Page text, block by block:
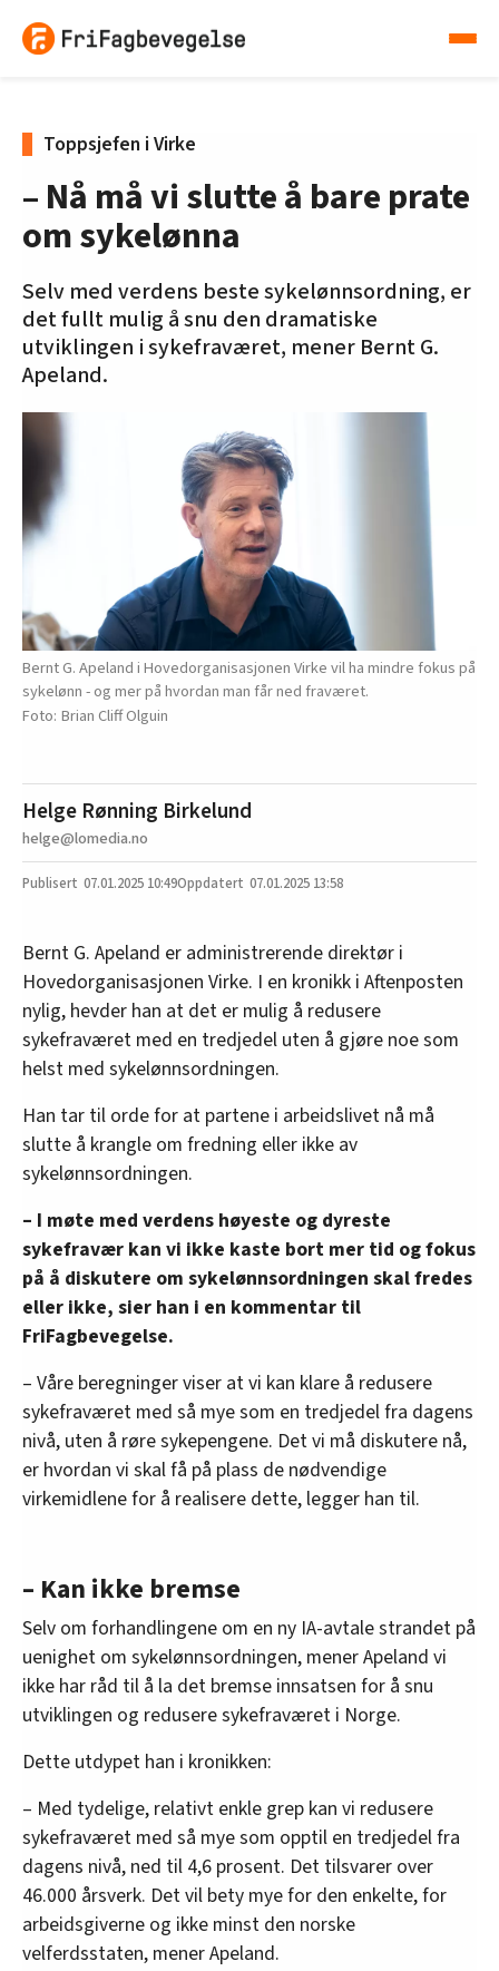
Toppsjefen i Virke
– Nå må vi slutte å bare prate
om sykelønna
Selv med verdens beste sykelønnsordning, er
det fullt mulig å snu den dramatiske
utviklingen i sykefraværet, mener Bernt G.
Apeland.
Bernt G. Apeland i Hovedorganisasjonen Virke vil ha mindre fokus på
sykelønn - og mer på hvordan man får ned fraværet.
Brian Cliff Olguin
Helge Rønning Birkelund
helge@lomedia.no
07.01.2025 10:49 07.01.2025 13:58
Bernt G. Apeland er administrerende direktør i
Hovedorganisasjonen Virke. I en kronikk i Aftenposten
nylig, hevder han at det er mulig å redusere
sykefraværet med en tredjedel uten å gjøre noe som
helst med sykelønnsordningen.
Han tar til orde for at partene i arbeidslivet nå må
slutte å krangle om fredning eller ikke av
sykelønnsordningen.
– I møte med verdens høyeste og dyreste
sykefravær kan vi ikke kaste bort mer tid og fokus
på å diskutere om sykelønnsordningen skal fredes
eller ikke, sier han i en kommentar til
FriFagbevegelse.
– Våre beregninger viser at vi kan klare å redusere
sykefraværet med så mye som en tredjedel fra dagens
nivå, uten å røre sykepengene. Det vi må diskutere nå,
er hvordan vi skal få på plass de nødvendige
virkemidlene for å realisere dette, legger han til.
– Kan ikke bremse
Selv om forhandlingene om en ny IA-avtale strandet på
uenighet om sykelønnsordningen, mener Apeland vi
ikke har råd til å la det bremse innsatsen for å snu
utviklingen og redusere sykefraværet i Norge.
Dette utdypet han i kronikken:
– Med tydelige, relativt enkle grep kan vi redusere
sykefraværet med så mye som opptil en tredjedel fra
dagens nivå, ned til 4,6 prosent. Det tilsvarer over
46.000 årsverk. Det vil bety mye for den enkelte, for
arbeidsgiverne og ikke minst den norske
velferdsstaten, mener Apeland.